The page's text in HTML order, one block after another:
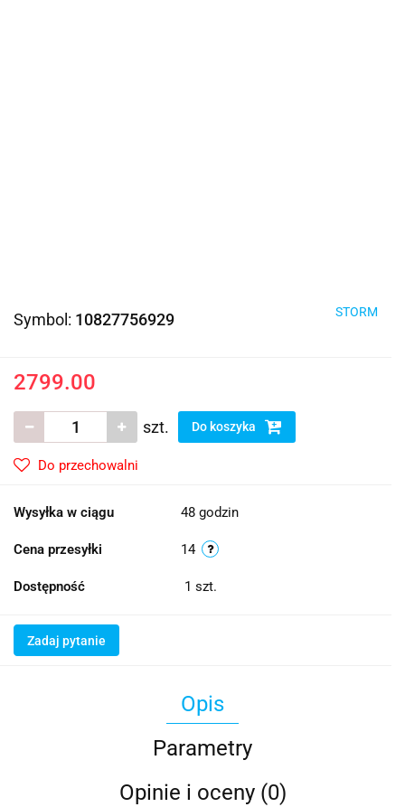
Symbol: 10827756929 STORM
2799.00
szt. Do koszyka
Do przechowalni
Wysyłka w ciągu 48 godzin
Cena przesyłki 14
Dostępność 1 szt.
Zadaj pytanie
Opis
Parametry
Opinie i oceny (0)